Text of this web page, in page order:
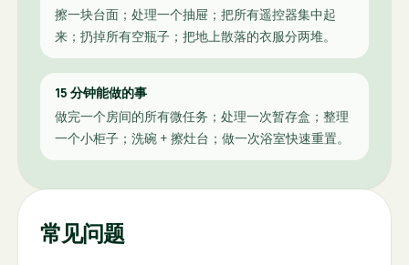
擦一块台面；处理一个抽屉；把所有遥控器集中起
来；扔掉所有空瓶子；把地上散落的衣服分两堆。
15 分钟能做的事
做完一个房间的所有微任务；处理一次暂存盒；整理
一个小柜子；洗碗 + 擦灶台；做一次浴室快速重置。
常见问题